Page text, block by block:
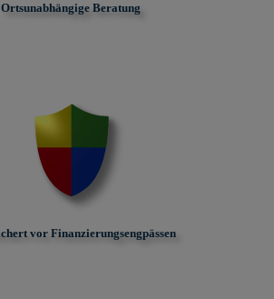
Ortsunabhängige Beratung
vor Finanzierungs­engpässen